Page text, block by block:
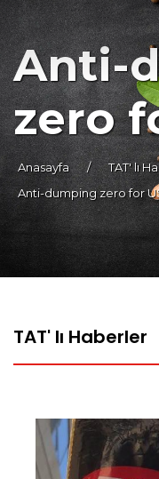
Anti-
zero
Anasayfa / TAT' lı
Anti-dumping zero for
TAT' lı Haberler